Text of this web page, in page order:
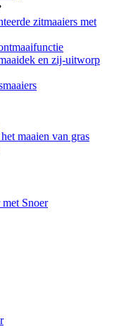
zitmaaiers met
en zij-uitworp
maaien van gras
Snoer